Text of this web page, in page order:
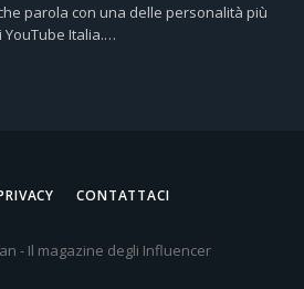
parola con una delle personalità più
Italia.…
CONTATTACI
- Il magazine degli Influencer